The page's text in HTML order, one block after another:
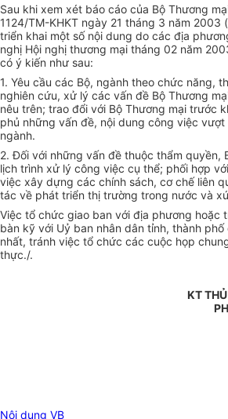
Sau khi xem xét báo cáo của Bộ Thương
1124/TM-KHKT ngày 21 tháng 3 năm 2003
triển khai một số nội dung do các địa
nghị Hội nghị thương mại tháng 02 năm
có ý kiến như sau:
1. Yêu cầu các Bộ, ngành theo chức năng,
nghiên cứu, xử lý các vấn đề Bộ Thương
nêu trên; trao đổi với Bộ Thương mại trước
phủ những vấn đề, nội dung công việc vượt
ngành.
2. Đối với những vấn đề thuộc thẩm quyền,
lịch trình xử lý công việc cụ thể; phối hợp
việc xây dựng các chính sách, cơ chế liên
tác về phát triển thị trường trong nước và
Việc tổ chức giao ban với địa phương hoặc
bàn kỹ với Uỷ ban nhân dân tỉnh, thành
nhất, tránh việc tổ chức các cuộc họp
thực./.
KT
Nội dung VB